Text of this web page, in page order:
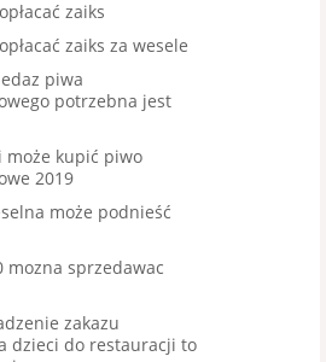
zaiks
zaiks za wesele
piwa
potrzebna jest
może kupić piwo
2019
może podnieść
mozna sprzedawac
zakazu
dzieci do restauracji to